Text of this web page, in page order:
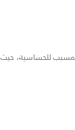
للحساسية، حيث